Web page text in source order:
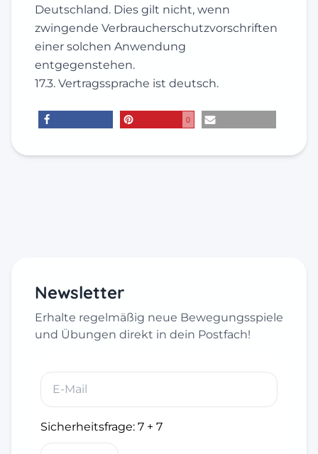
Deutschland. Dies gilt nicht, wenn
zwingende Verbraucherschutzvorschriften
einer solchen Anwendung
entgegenstehen.
17.3. Vertragssprache ist deutsch.
0
Newsletter
Erhalte regelmäßig neue Bewegungsspiele
und Übungen direkt in dein Postfach!
Sicherheitsfrage: 7 + 7